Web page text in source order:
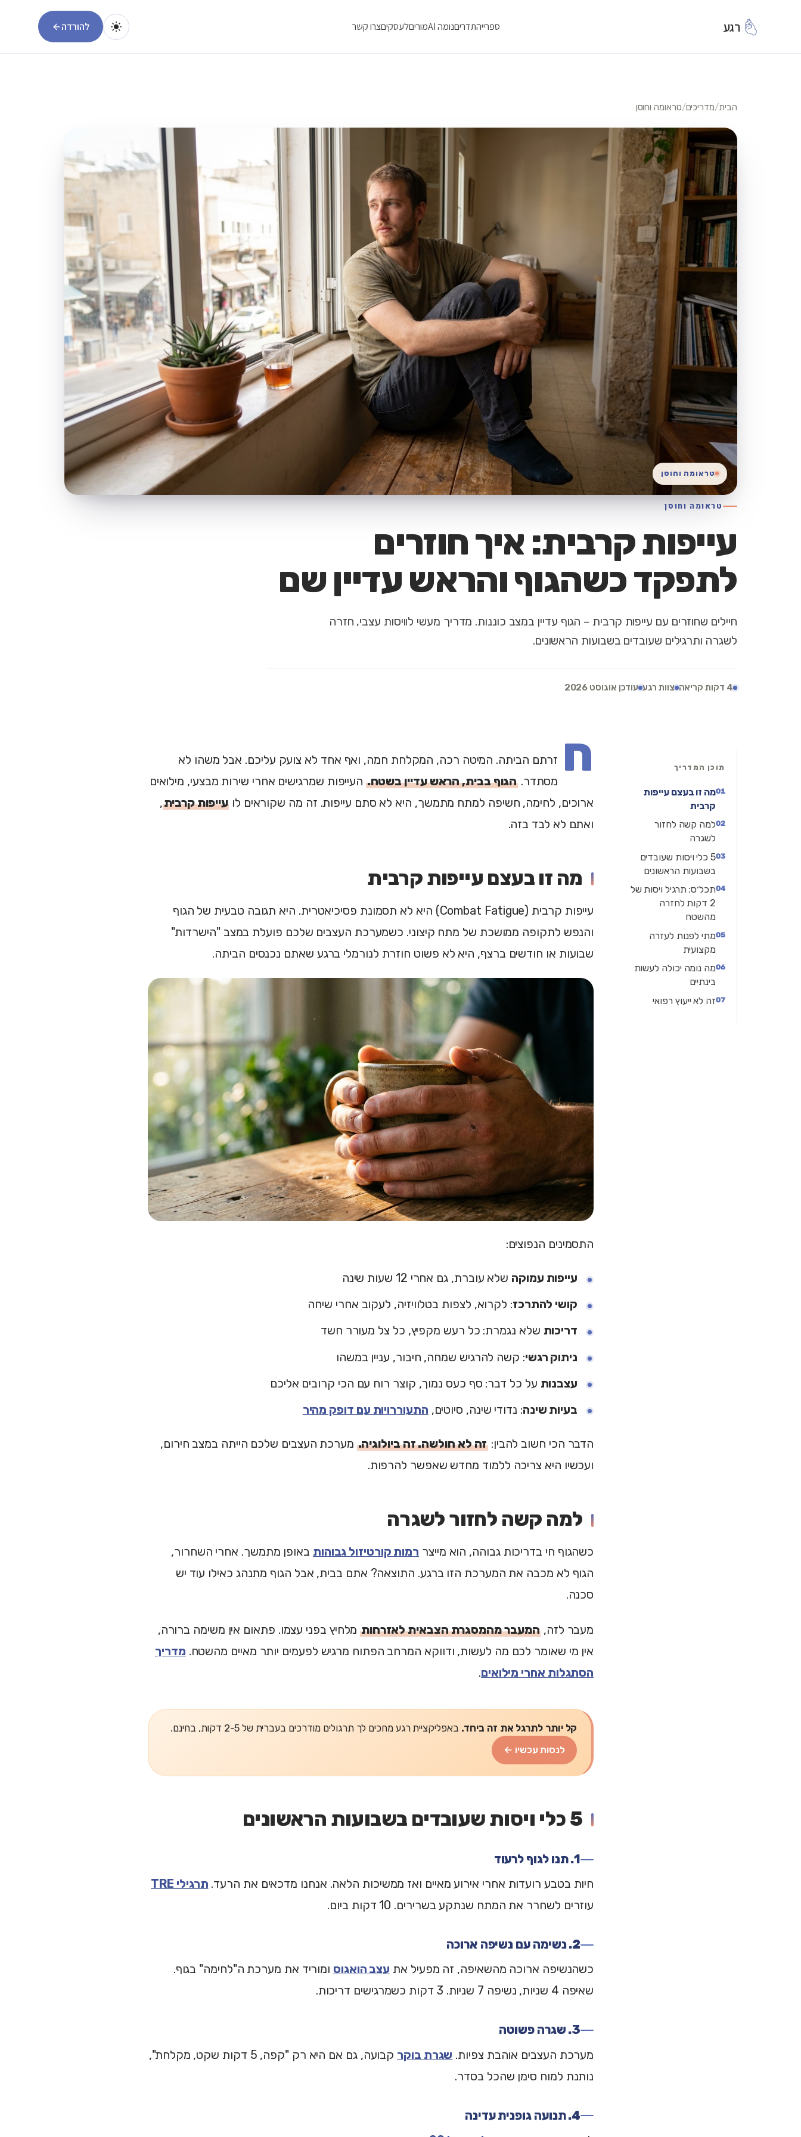
רגע ספרייהתדריםנומה AI מוריםלעסקיםצרו קשר להורדה
הבית/מדריכים/טראומה וחוסן
טראומה וחוסן
עייפות קרבית: איך חוזרים
לתפקד כשהגוף והראש עדיין שם
חיילים שחוזרים עם עייפות קרבית – הגוף עדיין במצב כוננות. מדריך מעשי לוויסות עצבי, חזרה
לשגרה ותרגילים שעובדים בשבועות הראשונים.
4 דקות קריאה צוות רגע עודכן אוגוסט 2026
טראומה וחוסן
תוכן המדריך
מה זו בעצם עייפות
קרבית
למה קשה לחזור
לשגרה
5 כלי ויסות שעובדים
בשבועות הראשונים
תכל׳ס: תרגיל ויסות של
2 דקות לחזרה
מהשטח
מתי לפנות לעזרה
מקצועית
מה נומה יכולה לעשות
בינתיים
זה לא ייעוץ רפואי
ח זרתם הביתה. המיטה רכה, המקלחת חמה, ואף אחד לא צועק עליכם. אבל משהו לא
מסתדר.הגוף בבית, הראש עדיין בשטח.העייפות שמרגישים אחרי שירות מבצעי, מילואים
ארוכים, לחימה, חשיפה למתח מתמשך, היא לא סתם עייפות. זה מה שקוראים לו עייפות קרבית,
ואתם לא לבד בזה.
מה זו בעצם עייפות קרבית
עייפות קרבית (Combat Fatigue) היא לא תסמונת פסיכיאטרית. היא תגובה טבעית של הגוף
והנפש לתקופה ממושכת של מתח קיצוני. כשמערכת העצבים שלכם פועלת במצב "הישרדות"
שבועות או חודשים ברצף, היא לא פשוט חוזרת לנורמלי ברגע שאתם נכנסים הביתה.
התסמינים הנפוצים:
עייפות עמוקה שלא עוברת, גם אחרי 12 שעות שינה
קושי להתרכז: לקרוא, לצפות בטלוויזיה, לעקוב אחרי שיחה
דריכות שלא נגמרת: כל רעש מקפיץ, כל צל מעורר חשד
ניתוק רגשי: קשה להרגיש שמחה, חיבור, עניין במשהו
עצבנות על כל דבר: סף כעס נמוך, קוצר רוח עם הכי קרובים אליכם
בעיות שינה: נדודי שינה, סיוטים, התעוררויות עם דופק מהיר
הדבר הכי חשוב להבין:זה לא חולשה. זה ביולוגיה. מערכת העצבים שלכם הייתה במצב חירום,
ועכשיו היא צריכה ללמוד מחדש שאפשר להרפות.
למה קשה לחזור לשגרה
כשהגוף חי בדריכות גבוהה, הוא מייצר רמות קורטיזול גבוהות באופן מתמשך. אחרי השחרור,
הגוף לא מכבה את המערכת הזו ברגע. התוצאה? אתם בבית, אבל הגוף מתנהג כאילו עוד יש
סכנה.
מעבר לזה, המעבר מהמסגרת הצבאית לאזרחותמלחיץ בפני עצמו. פתאום אין משימה ברורה,
אין מי שאומר לכם מה לעשות, ודווקא המרחב הפתוח מרגיש לפעמים יותר מאיים מהשטח. מדריך
הסתגלות אחרי מילואים.
קל יותר לתרגל את זה ביחד. באפליקציית רגע מחכים לך תרגולים מודרכים בעברית של 2-5 דקות, בחינם.
לנסות עכשיו ←
5 כלי ויסות שעובדים בשבועות הראשונים
1. תנו לגוף לרעוד
חיות בטבע רועדות אחרי אירוע מאיים ואז ממשיכות הלאה. אנחנו מדכאים את הרעד. תרגילי TRE
עוזרים לשחרר את המתח שנתקע בשרירים. 10 דקות ביום.
2. נשימה עם נשיפה ארוכה
כשהנשיפה ארוכה מהשאיפה, זה מפעיל את עצב הואגוס ומוריד את מערכת ה"לחימה" בגוף.
שאיפה 4 שניות, נשיפה 7 שניות. 3 דקות כשמרגישים דריכות.
3. שגרה פשוטה
מערכת העצבים אוהבת צפיות. שגרת בוקר
קבועה, גם אם היא רק "קפה, 5 דקות שקט, מקלחת",
נותנת למוח סימן שהכל בסדר.
4. תנועה גופנית עדינה